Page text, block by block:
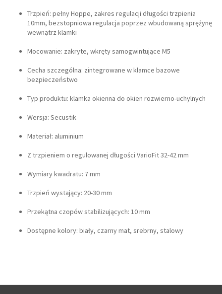
Trzpień: pełny Hoppe, zakres regulacji długości trzpienia
10mm, bezstopniowa regulacja poprzez wbudowaną sprężynę
wewnątrz klamki
Mocowanie: zakryte, wkręty samogwintujące M5
Cecha szczególna: zintegrowane w klamce bazowe
bezpieczeństwo
Typ produktu: klamka okienna do okien rozwierno-uchylnych
Wersja: Secustik
Materiał: aluminium
Z trzpieniem o regulowanej długości VarioFit 32-42 mm
Wymiary kwadratu: 7 mm
Trzpień wystający: 20-30 mm
Przekątna czopów stabilizujących: 10 mm
Dostępne kolory: biały, czarny mat, srebrny, stalowy